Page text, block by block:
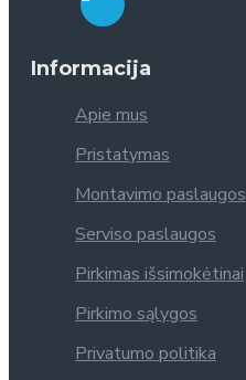
Informacija
Apie mus
Pristatymas
Montavimo paslaugos
Serviso paslaugos
Pirkimas išsimokėtinai
Pirkimo sąlygos
Privatumo politika